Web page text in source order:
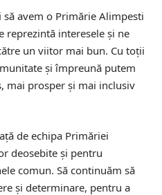
avem o Primărie Alimpesti
reprezintă interesele și ne
un viitor mai bun. Cu toții
și împreună putem
mai prosper și mai inclusiv
de echipa Primăriei
deosebite și pentru
comun. Să continuăm să
și determinare, pentru a